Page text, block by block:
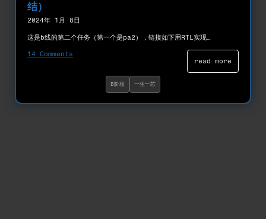
结）
2024年 1月 8日
这是b线的第二个任务（第一个是pa2），链接如下用RTL实现…
14 Comments
read more
B阶段 一生一芯